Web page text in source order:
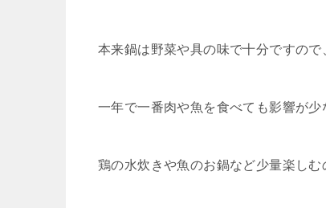
本来鍋は野菜や具の味で十分ですので
一年で一番肉や魚を食べても影響が少
鶏の水炊きや魚のお鍋など少量楽しむ